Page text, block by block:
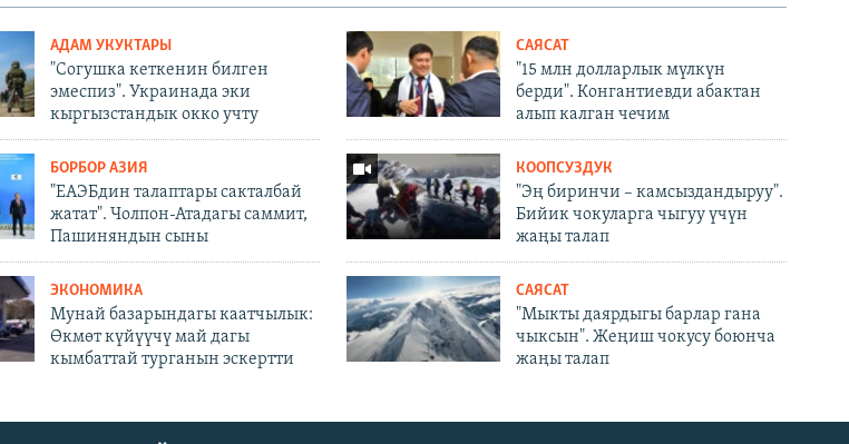
АДАМ УКУКТАРЫ
"Согушка кеткенин билген
эмеспиз". Украинада эки
кыргызстандык окко учту
САЯСАТ
"15 млн долларлык мүлкүн
берди". Конгантиевди абактан
алып калган чечим
БОРБОР АЗИЯ
"ЕАЭБдин талаптары сакталбай
жатат". Чолпон-Атадагы саммит,
Пашиняндын сыны
КООПСУЗДУК
"Эң биринчи – камсыздандыруу".
Бийик чокуларга чыгуу үчүн
жаңы талап
ЭКОНОМИКА
Мунай базарындагы каатчылык:
Өкмөт күйүүчү май дагы
кымбаттай турганын эскертти
САЯСАТ
"Мыкты даярдыгы барлар гана
чыксын". Жеңиш чокусу боюнча
жаңы талап